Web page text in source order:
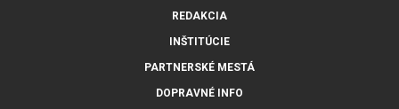
REDAKCIA
INŠTITÚCIE
PARTNERSKÉ MESTÁ
DOPRAVNÉ INFO